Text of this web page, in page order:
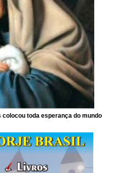
colocou toda esperança do mundo